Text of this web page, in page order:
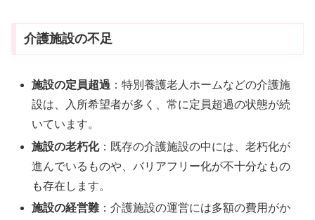
介護施設の不足
施設の定員超過 ：特別養護老人ホームなどの介護施
設は、入所希望者が多く、常に定員超過の状態が続
いています。
施設の老朽化：既存の介護施設の中には、老朽化が
進んでいるものや、バリアフリー化が不十分なもの
も存在します。
施設の経営難：介護施設の運営には多額の費用がか